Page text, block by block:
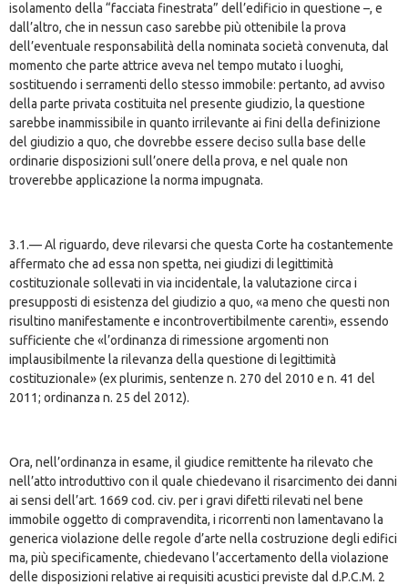
isolamento della “facciata finestrata” dell’edificio in questione –, e
dall’altro, che in nessun caso sarebbe più ottenibile la prova
dell’eventuale responsabilità della nominata società convenuta, dal
momento che parte attrice aveva nel tempo mutato i luoghi,
sostituendo i serramenti dello stesso immobile: pertanto, ad avviso
della parte privata costituita nel presente giudizio, la questione
sarebbe inammissibile in quanto irrilevante ai fini della definizione
del giudizio a quo, che dovrebbe essere deciso sulla base delle
ordinarie disposizioni sull’onere della prova, e nel quale non
troverebbe applicazione la norma impugnata.
3.1.— Al riguardo, deve rilevarsi che questa Corte ha costantemente
affermato che ad essa non spetta, nei giudizi di legittimità
costituzionale sollevati in via incidentale, la valutazione circa i
presupposti di esistenza del giudizio a quo, «a meno che questi non
risultino manifestamente e incontrovertibilmente carenti», essendo
sufficiente che «l’ordinanza di rimessione argomenti non
implausibilmente la rilevanza della questione di legittimità
costituzionale» (ex plurimis, sentenze n. 270 del 2010 e n. 41 del
2011; ordinanza n. 25 del 2012).
Ora, nell’ordinanza in esame, il giudice remittente ha rilevato che
nell’atto introduttivo con il quale chiedevano il risarcimento dei danni
ai sensi dell’art. 1669 cod. civ. per i gravi difetti rilevati nel bene
immobile oggetto di compravendita, i ricorrenti non lamentavano la
generica violazione delle regole d’arte nella costruzione degli edifici
ma, più specificamente, chiedevano l’accertamento della violazione
delle disposizioni relative ai requisiti acustici previste dal d.P.C.M. 2